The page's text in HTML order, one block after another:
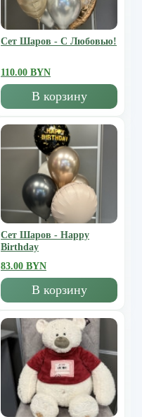
Сет Шаров - С Любовью!
110.00 BYN
В корзину
Сет Шаров - Happy
Birthday
83.00 BYN
В корзину